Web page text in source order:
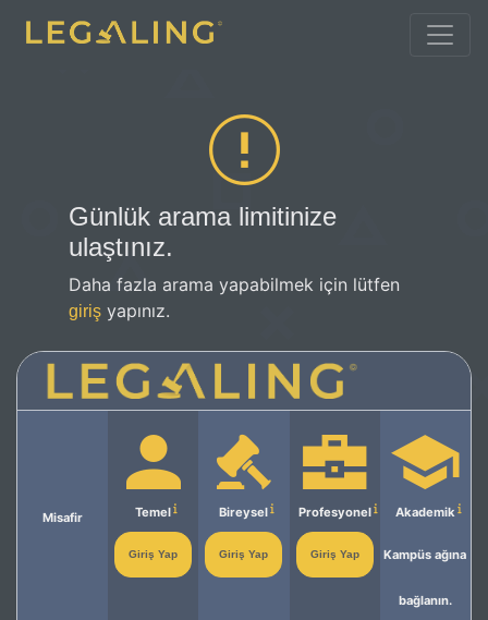
Günlük arama limitinize
ulaştınız.
Daha fazla arama yapabilmek için lütfen
giriş yapınız.
Misafir Temel
Giriş Yap
Bireysel
Giriş Yap
Profesyonel
Giriş Yap
Akademik
Kampüs ağına
bağlanın.